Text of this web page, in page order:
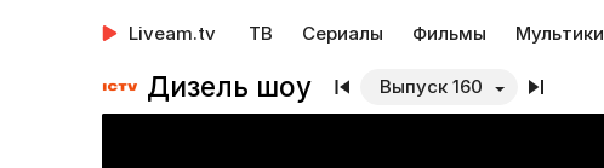
Liveam.tv ТВ Сериалы Фильмы Мультики
Дизель шоу Выпуск 160